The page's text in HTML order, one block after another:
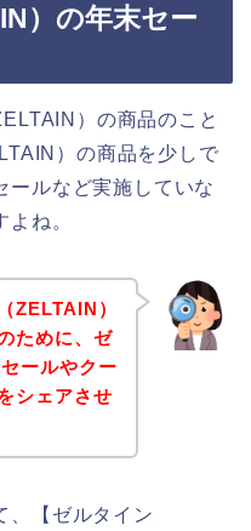
）の年末セー
）の商品のこと
）の商品を少しで
ールなど実施していな
ね。
ZELTAIN）
ために、ゼ
ールやクー
シェアさせ
、【ゼルタイン